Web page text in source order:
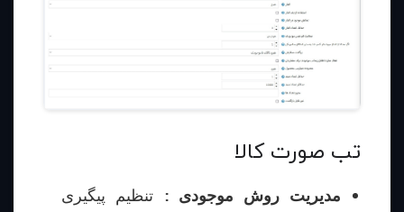
تب صورت کالا
مدیریت روش موجودی : تنظیم پیگیری